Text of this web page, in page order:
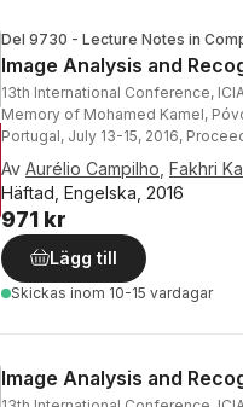
Del 9730 - Lecture Notes in
Image Analysis and
13th International Conference,
Memory of Mohamed Kamel,
Portugal, July 13-15, 2016,
Av Aurélio Campilho Fakhri
Häftad, Engelska, 2016
971 kr
Lägg till
Skickas inom 10-15 vardagar
Image Analysis and